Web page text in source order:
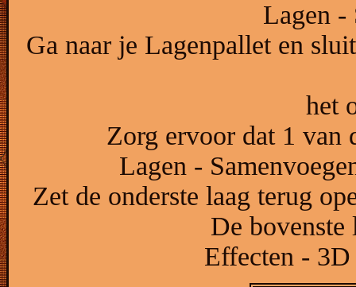
Lagen -
Ga naar je Lagenpallet en
het
Zorg ervoor dat 1 van
Lagen -
Zet de onderste laag terug
De bovenste
Effecten -